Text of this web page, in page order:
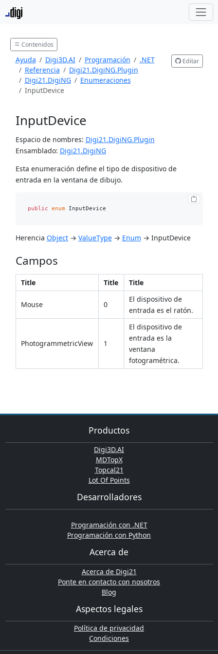
Contenidos
Ayuda Digi3D.AI Programación
.NET
Referencia
Digi21.DigiNG.Plugin
Digi21.DigiNG
Enumeraciones
InputDevice
Editar
InputDevice
Espacio de nombres: Digi21.DigiNG.Plugin
Ensamblado: Digi21.DigiNG
Esta enumeración define el tipo de dispositivo de
entrada en la ventana de dibujo.
public enum
‌Herencia Object→ ValueType→ Enum → InputDevice
Campos
​Title ​Title ​Title
Mouse 0
El dispositivo de
entrada es el ratón.
PhotogrammetricView 1
El dispositivo de
entrada es la
ventana
fotogramétrica.
Productos
Digi3D.AI
MDTopX
Topcal21
Lot Of Points
Desarrolladores
Programación con .NET
Programación con Python
Acerca de
Acerca de Digi21
Ponte en contacto con nosotros
Blog
Aspectos legales
Política de privacidad
Condiciones